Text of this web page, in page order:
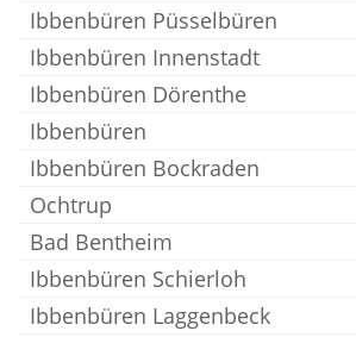
Ibbenbüren Püsselbüren
Ibbenbüren Innenstadt
Ibbenbüren Dörenthe
Ibbenbüren
Ibbenbüren Bockraden
Ochtrup
Bad Bentheim
Ibbenbüren Schierloh
Ibbenbüren Laggenbeck